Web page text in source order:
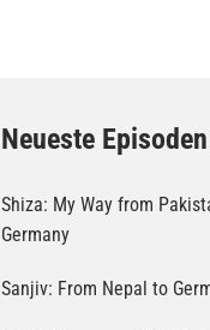
Neueste Episoden
Shiza: My Way from
Germany
Sanjiv: From Nepal to